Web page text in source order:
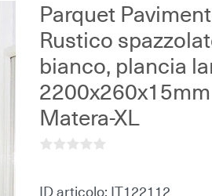
Parquet
Rustico
bianco, plancia
Matera-XL
ID articolo: IT122112